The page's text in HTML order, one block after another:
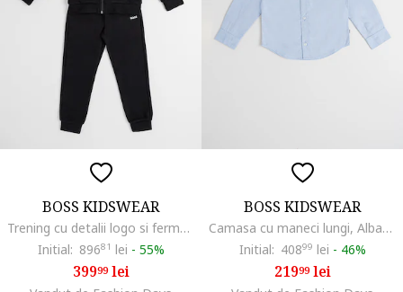
BOSS KIDSWEAR
Trening cu detalii logo si fermoar, Negru
Initial: 89681 lei - 55%
39999lei
BOSS KIDSWEAR
Camasa cu maneci lungi, Albastru deschis
Initial: 40899 lei - 46%
21999lei